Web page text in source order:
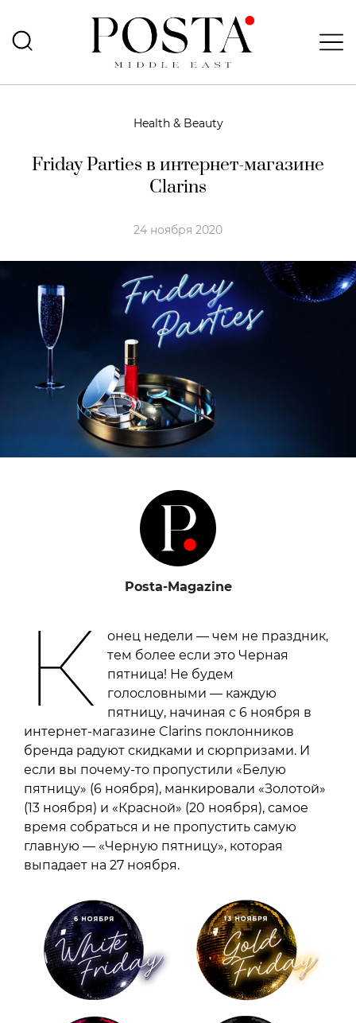
Health & Beauty
Friday Parties в интернет-магазине
Clarins
24 ноября 2020
Posta-Magazine
К
онец недели — чем не праздник,
тем более если это Черная
пятница! Не будем
голословными — каждую
пятницу, начиная с 6 ноября в
интернет-магазине Clarins поклонников
бренда радуют скидками и сюрпризами. И
если вы почему-то пропустили «Белую
пятницу» (6 ноября), манкировали «Золотой»
(13 ноября) и «Красной» (20 ноября), самое
время собраться и не пропустить самую
главную — «Черную пятницу», которая
выпадает на 27 ноября.